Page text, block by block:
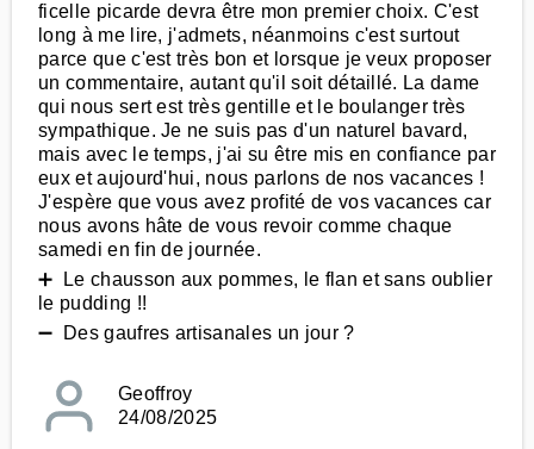
ficelle picarde devra être mon premier choix. C'est
long à me lire, j'admets, néanmoins c'est surtout
parce que c'est très bon et lorsque je veux proposer
un commentaire, autant qu'il soit détaillé. La dame
qui nous sert est très gentille et le boulanger très
sympathique. Je ne suis pas d'un naturel bavard,
mais avec le temps, j'ai su être mis en confiance par
eux et aujourd'hui, nous parlons de nos vacances !
J'espère que vous avez profité de vos vacances car
nous avons hâte de vous revoir comme chaque
samedi en fin de journée.
➕ Le chausson aux pommes, le flan et sans oublier
le pudding !!
➖ Des gaufres artisanales un jour ?
Geoffroy
24/08/2025